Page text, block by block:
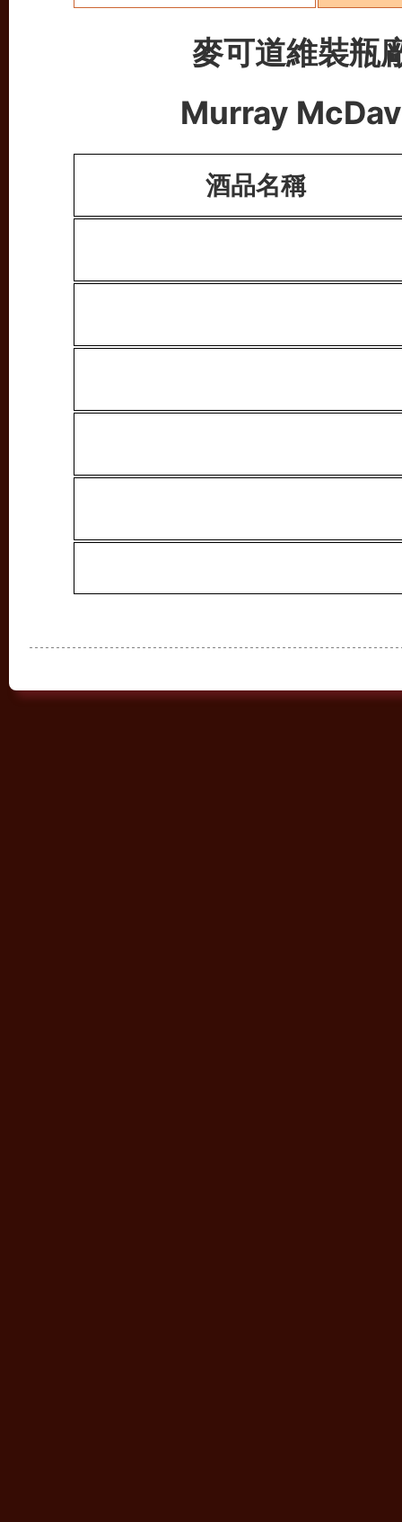
麥可道維裝瓶
Murray
酒品名稱